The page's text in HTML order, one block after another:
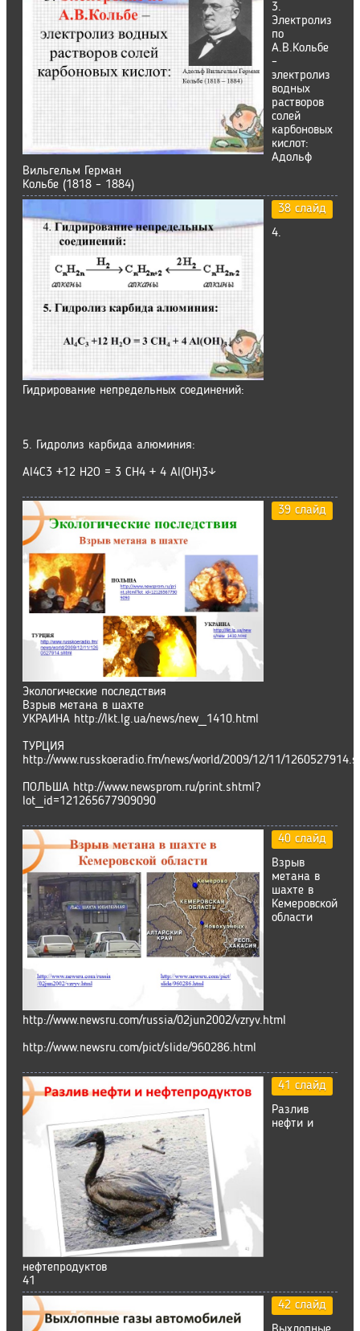
3.
Электролиз
по
А.В.Кольбе
–
электролиз
водных
растворов
солей
карбоновых
кислот:
Адольф
Вильгельм Герман
Кольбе (1818 – 1884)
38 слайд
4.
Гидрирование непредельных соединений:
5. Гидролиз карбида алюминия:
Al4C3 +12 H2O = 3 CH4 + 4 Al(OH)3↓
39 слайд
Экологические последствия
Взрыв метана в шахте
УКРАИНА http://lkt.lg.ua/news/new_1410.html
ТУРЦИЯ
http://www.russkoeradio.fm/news/world/2009/12/11/
ПОЛЬША http://www.newsprom.ru/print.shtml?
lot_id=121265677909090
40 слайд
Взрыв
метана в
шахте в
Кемеровской
области
http://www.newsru.com/russia/02jun2002/vzryv.html
http://www.newsru.com/pict/slide/960286.html
41 слайд
Разлив
нефти и
нефтепродуктов
41
42 слайд